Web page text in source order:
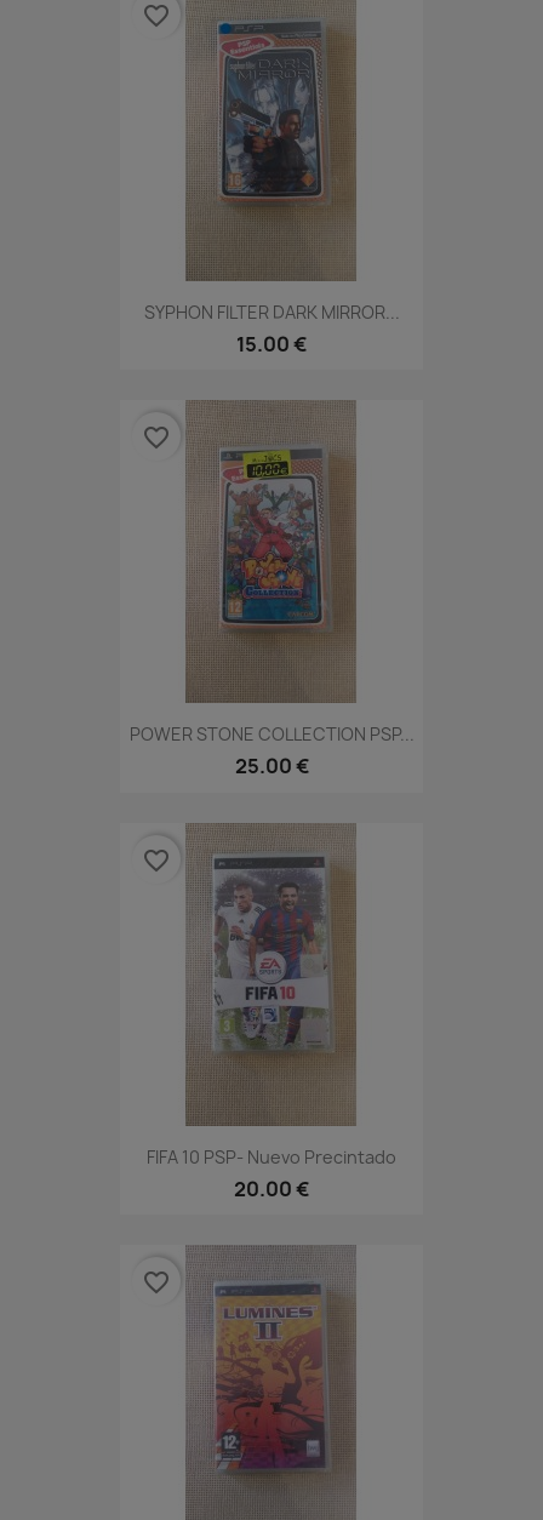
SYPHON FILTER DARK MIRROR...
15.00 €
favorite_border
POWER STONE COLLECTION PSP...
25.00 €
favorite_border
FIFA 10 PSP- Nuevo Precintado
20.00 €
favorite_border
favorite_border